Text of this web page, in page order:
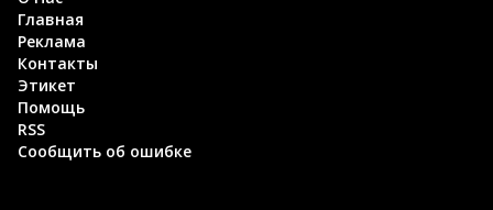
Главная
Реклама
Контакты
Этикет
Помощь
RSS
Сообщить об ошибке